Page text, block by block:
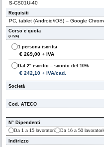
Requisiti
Corso e quota
(+ IVA)
1 persona iscritta
€ 269,00 + IVA
Dal 2° iscritto – sconto del 10%
€ 242,10 + IVA/cad.
Società
Cod. ATECO
N° Dipendenti
Da 1 a 15 lavoratori
Da 16 a 50 lavoratori
Indirizzo